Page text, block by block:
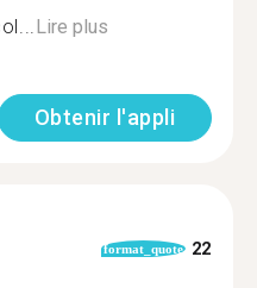
Lire plus
Obtenir l'appli
format_quote 22